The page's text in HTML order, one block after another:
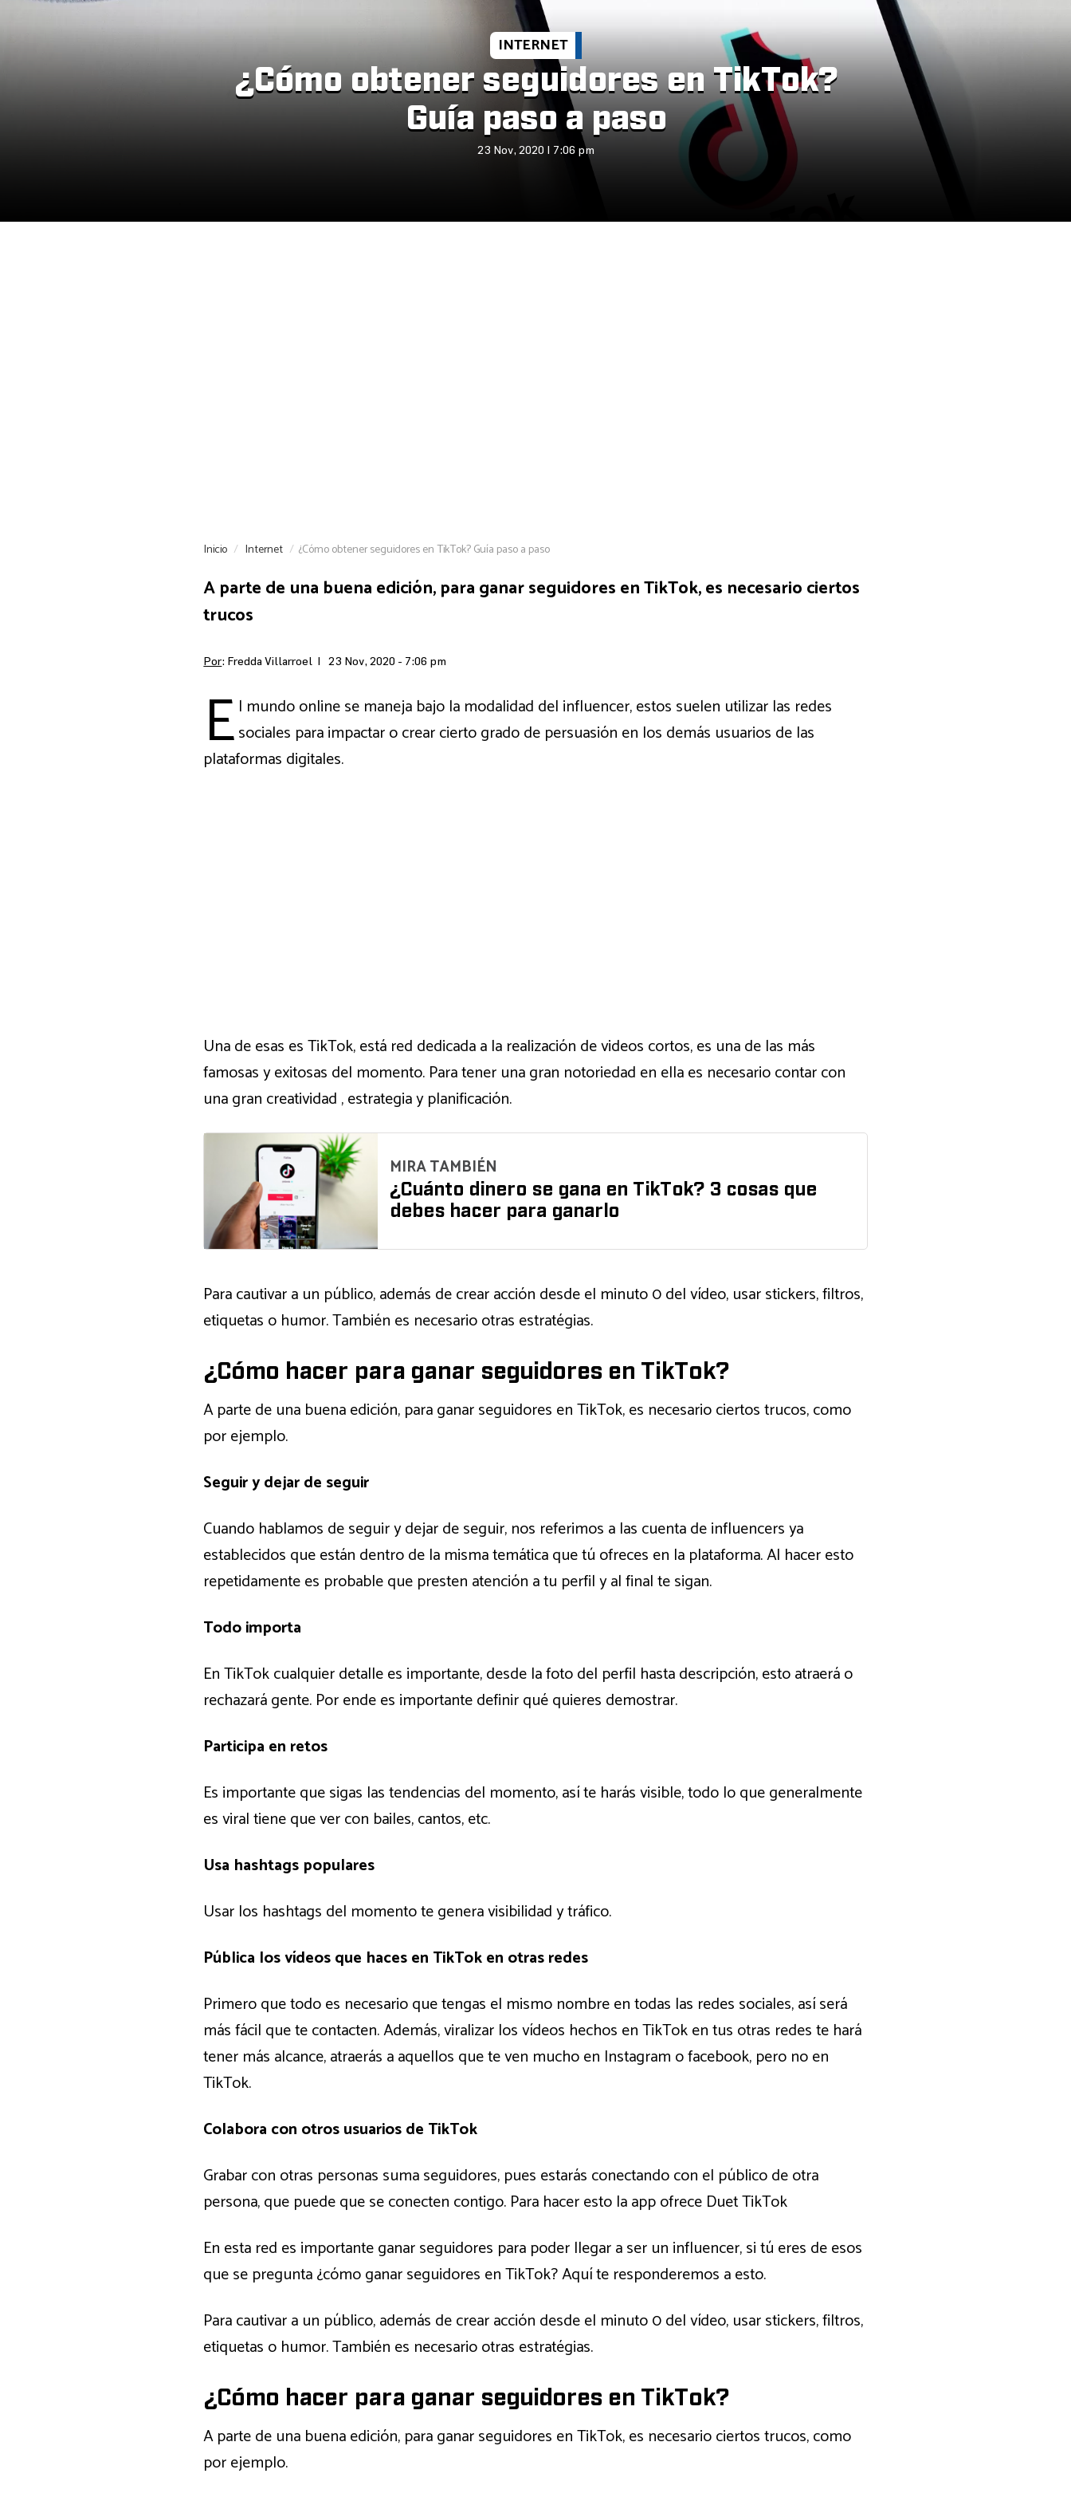
INTERNET
¿Cómo obtener seguidores en TikTok?
Guía paso a paso
23 Nov, 2020 | 7:06 pm
Inicio Internet ¿Cómo obtener seguidores en TikTok? Guía paso a paso
A parte de una buena edición, para ganar seguidores en TikTok, es necesario ciertos
trucos
Por: Fredda Villarroel | 23 Nov, 2020 - 7:06 pm
E l mundo online se maneja bajo la modalidad del influencer, estos suelen utilizar las redes
sociales para impactar o crear cierto grado de persuasión en los demás usuarios de las
plataformas digitales.
Una de esas es TikTok, está red dedicada a la realización de videos cortos, es una de las más
famosas y exitosas del momento. Para tener una gran notoriedad en ella es necesario contar con
una gran creatividad , estrategia y planificación.
MIRA TAMBIÉN
¿Cuánto dinero se gana en TikTok? 3 cosas que
debes hacer para ganarlo
Para cautivar a un público, además de crear acción desde el minuto 0 del vídeo, usar stickers, filtros,
etiquetas o humor. También es necesario otras estratégias.
¿Cómo hacer para ganar seguidores en TikTok?
A parte de una buena edición, para ganar seguidores en TikTok, es necesario ciertos trucos, como
por ejemplo.
Seguir y dejar de seguir
Cuando hablamos de seguir y dejar de seguir, nos referimos a las cuenta de influencers ya
establecidos que están dentro de la misma temática que tú ofreces en la plataforma. Al hacer esto
repetidamente es probable que presten atención a tu perfil y al final te sigan.
Todo importa
En TikTok cualquier detalle es importante, desde la foto del perfil hasta descripción, esto atraerá o
rechazará gente. Por ende es importante definir qué quieres demostrar.
Participa en retos
Es importante que sigas las tendencias del momento, así te harás visible, todo lo que generalmente
es viral tiene que ver con bailes, cantos, etc.
Usa hashtags populares
Usar los hashtags del momento te genera visibilidad y tráfico.
Pública los vídeos que haces en TikTok en otras redes
Primero que todo es necesario que tengas el mismo nombre en todas las redes sociales, así será
más fácil que te contacten. Además, viralizar los vídeos hechos en TikTok en tus otras redes te hará
tener más alcance, atraerás a aquellos que te ven mucho en Instagram o facebook, pero no en
TikTok.
Colabora con otros usuarios de TikTok
Grabar con otras personas suma seguidores, pues estarás conectando con el público de otra
persona, que puede que se conecten contigo. Para hacer esto la app ofrece Duet TikTok
En esta red es importante ganar seguidores para poder llegar a ser un influencer, si tú eres de esos
que se pregunta ¿cómo ganar seguidores en TikTok? Aquí te responderemos a esto.
Para cautivar a un público, además de crear acción desde el minuto 0 del vídeo, usar stickers, filtros,
etiquetas o humor. También es necesario otras estratégias.
¿Cómo hacer para ganar seguidores en TikTok?
A parte de una buena edición, para ganar seguidores en TikTok, es necesario ciertos trucos, como
por ejemplo.